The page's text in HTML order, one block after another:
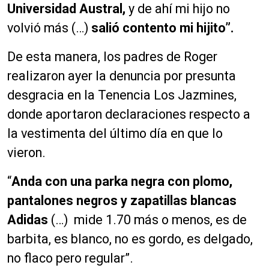
Universidad Austral, y de ahí mi hijo no
volvió más (…) salió contento mi hijito”.
De esta manera, los padres de Roger
realizaron ayer la denuncia por presunta
desgracia en la Tenencia Los Jazmines,
donde aportaron declaraciones respecto a
la vestimenta del último día en que lo
vieron.
“Anda con una parka negra con plomo,
pantalones negros y zapatillas blancas
Adidas (…) mide 1.70 más o menos, es de
barbita, es blanco, no es gordo, es delgado,
no flaco pero regular”.